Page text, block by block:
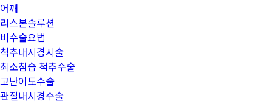
어깨
리스본솔루션
비수술요법
척추내시경시술
최소침습 척추수술
고난이도수술
관절내시경수술